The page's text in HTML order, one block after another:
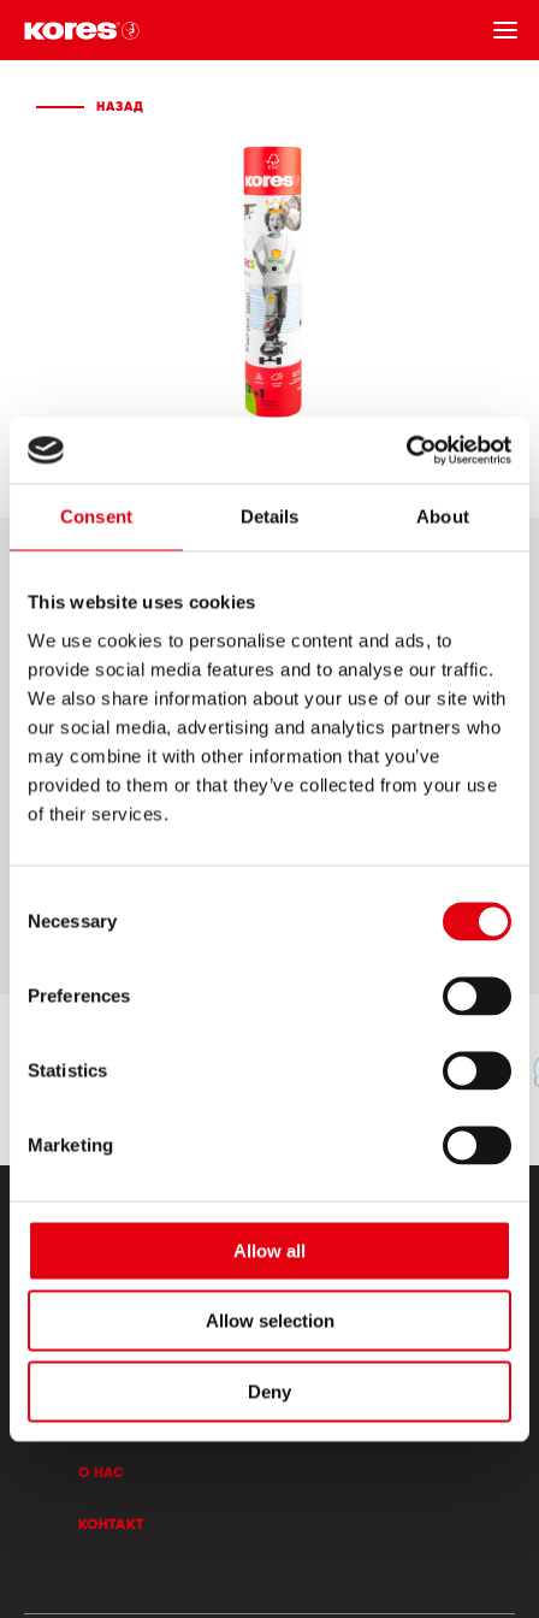
Consent Details About
This website uses cookies
We use cookies to personalise content and ads, to
provide social media features and to analyse our traffic.
We also share information about your use of our site with
our social media, advertising and analytics partners who
may combine it with other information that you’ve
provided to them or that they’ve collected from your use
of their services.
Selection
Necessary
Preferences
Statistics
Marketing
Allow all
Allow selection
Deny
НАЗАД
НАБОР КАРАНДАШЕЙ
KOLORES TWIST & TURN
В наборе 12 цветных карандашей Kolores с
полем для имени + 1 чернографитный
карандаш Grafitos + 1 точилка
Изготовлены из 100% FSC® контролируемой
древесины высокого качества, что
Интерактивный картонный тубус Twist & Turn
ПРОДУКТЫ
КРЕАТИВНЫЙ УГОЛОК
О НАС
КОНТАКТ